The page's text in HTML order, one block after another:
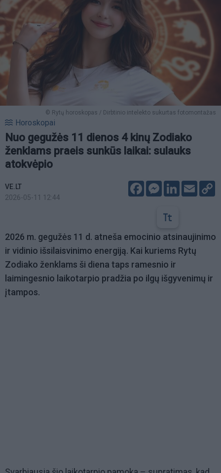
© Rytų horoskopas / Dirbtinio intelekto sukurtas fotomontažas
Horoskopai
Nuo gegužės 11 dienos 4 kinų Zodiako
ženklams praeis sunkūs laikai: sulauks
atokvėpio
VE.LT
2026-05-11 12:44
FacebookMessenger
LinkedIn
Email
2026 m. gegužės 11 d. atneša emocinio atsinaujinimo
ir vidinio išsilaisvinimo energiją. Kai kuriems Rytų
Zodiako ženklams ši diena taps ramesnio ir
laimingesnio laikotarpio pradžia po ilgų išgyvenimų ir
įtampos.